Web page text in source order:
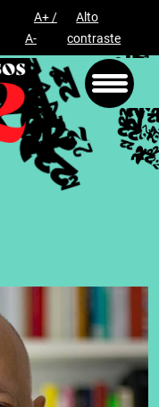
A+ /
A-
Alto
contraste